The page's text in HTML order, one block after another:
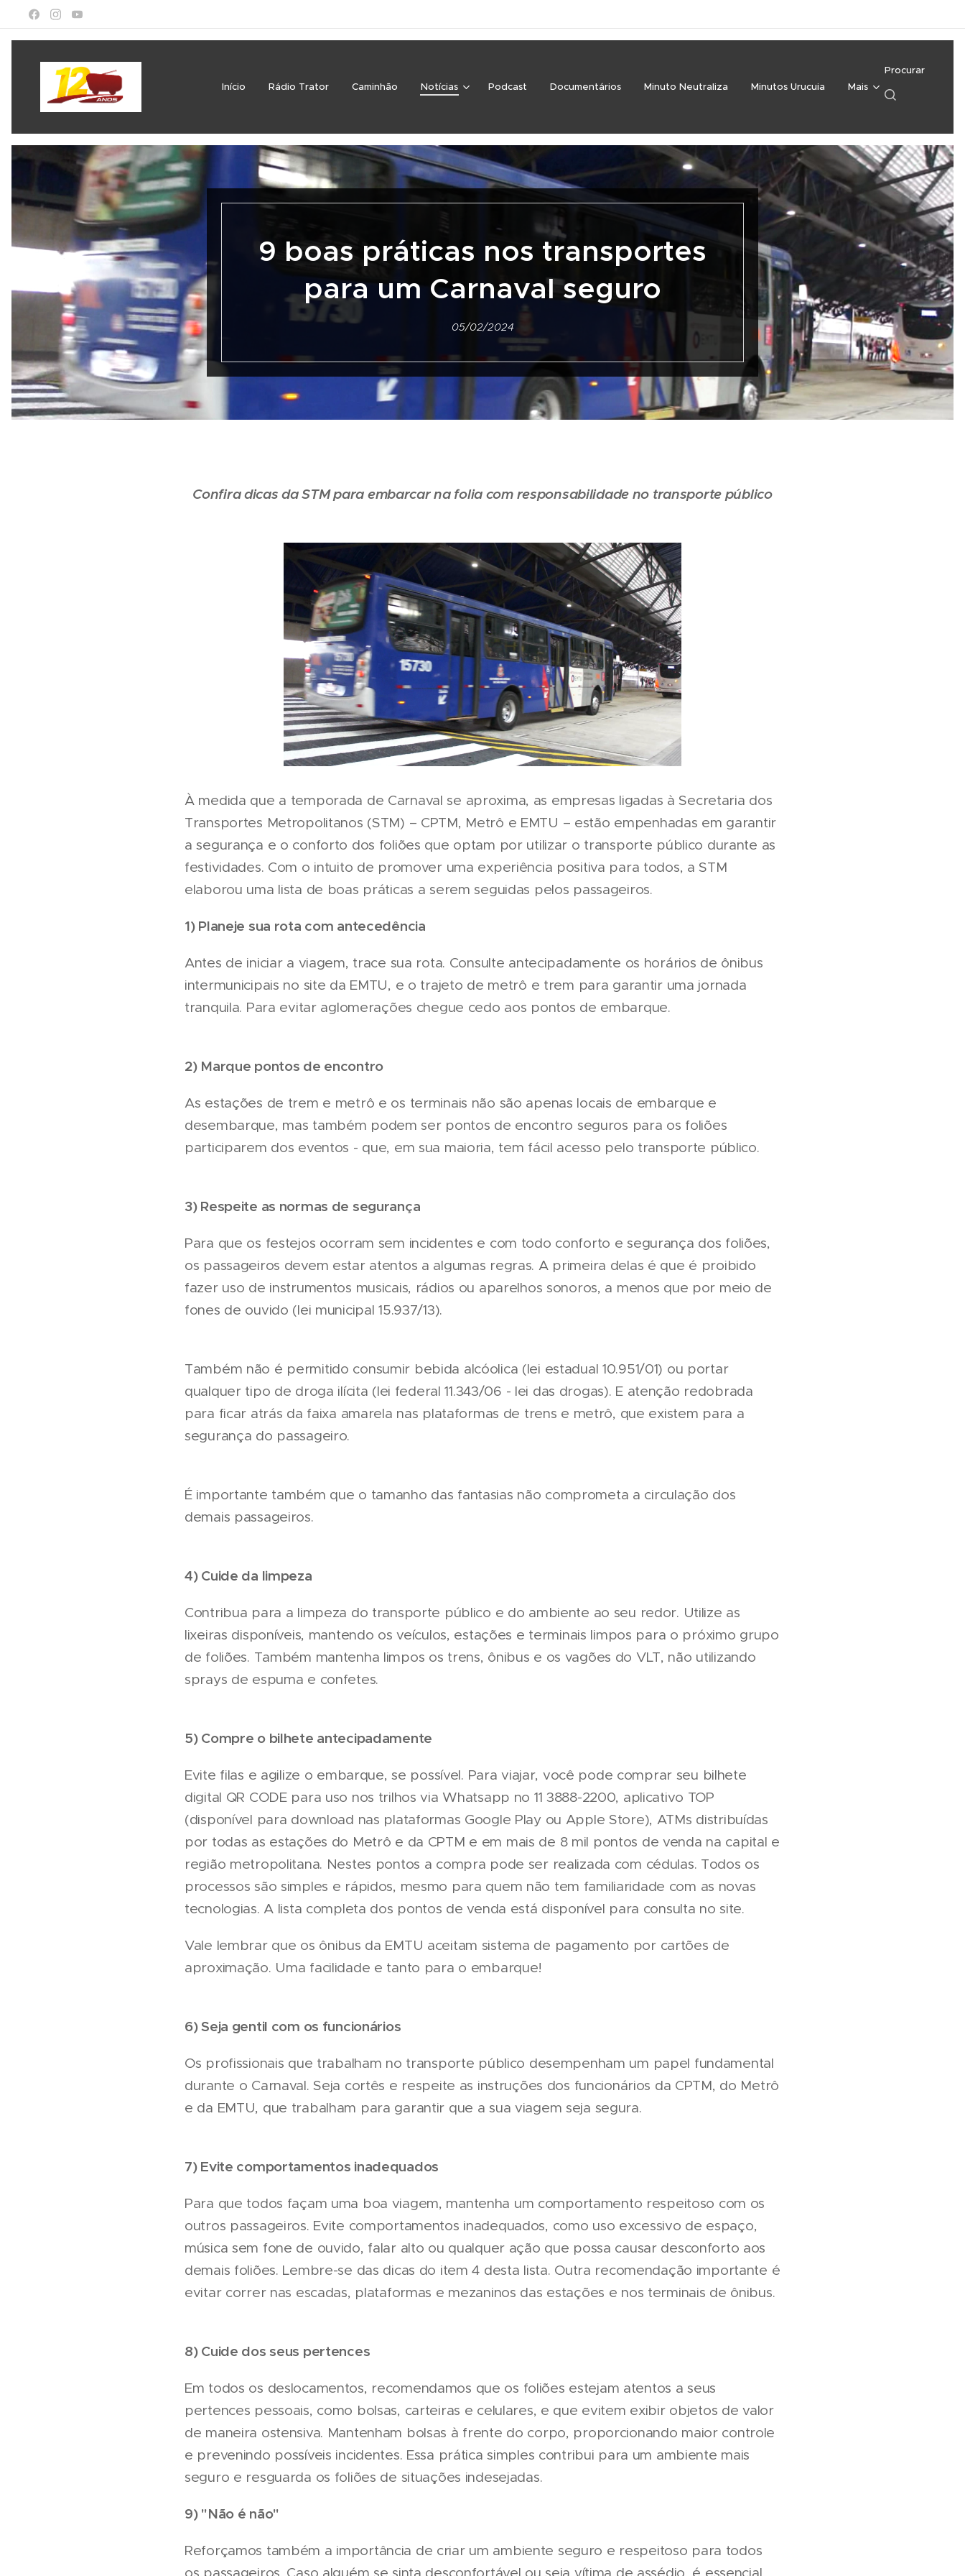
Início Rádio Trator Caminhão Notícias Podcast Documentários Minuto Neutraliza Minutos Urucuia Mais
Procurar
9 boas práticas nos transportes
para um Carnaval seguro
05/02/2024
Confira dicas da STM para embarcar na folia com responsabilidade no transporte público
À medida que a temporada de Carnaval se aproxima, as empresas ligadas à Secretaria dos
Transportes Metropolitanos (STM) – CPTM, Metrô e EMTU – estão empenhadas em garantir
a segurança e o conforto dos foliões que optam por utilizar o transporte público durante as
festividades. Com o intuito de promover uma experiência positiva para todos, a STM
elaborou uma lista de boas práticas a serem seguidas pelos passageiros.
1) Planeje sua rota com antecedência
Antes de iniciar a viagem, trace sua rota. Consulte antecipadamente os horários de ônibus
intermunicipais no site da EMTU, e o trajeto de metrô e trem para garantir uma jornada
tranquila. Para evitar aglomerações chegue cedo aos pontos de embarque.
2) Marque pontos de encontro
As estações de trem e metrô e os terminais não são apenas locais de embarque e
desembarque, mas também podem ser pontos de encontro seguros para os foliões
participarem dos eventos - que, em sua maioria, tem fácil acesso pelo transporte público.
3) Respeite as normas de segurança
Para que os festejos ocorram sem incidentes e com todo conforto e segurança dos foliões,
os passageiros devem estar atentos a algumas regras. A primeira delas é que é proibido
fazer uso de instrumentos musicais, rádios ou aparelhos sonoros, a menos que por meio de
fones de ouvido (lei municipal 15.937/13).
Também não é permitido consumir bebida alcóolica (lei estadual 10.951/01) ou portar
qualquer tipo de droga ilícita (lei federal 11.343/06 - lei das drogas). E atenção redobrada
para ficar atrás da faixa amarela nas plataformas de trens e metrô, que existem para a
segurança do passageiro.
É importante também que o tamanho das fantasias não comprometa a circulação dos
demais passageiros.
4) Cuide da limpeza
Contribua para a limpeza do transporte público e do ambiente ao seu redor. Utilize as
lixeiras disponíveis, mantendo os veículos, estações e terminais limpos para o próximo grupo
de foliões. Também mantenha limpos os trens, ônibus e os vagões do VLT, não utilizando
sprays de espuma e confetes.
5) Compre o bilhete antecipadamente
Evite filas e agilize o embarque, se possível. Para viajar, você pode comprar seu bilhete
digital QR CODE para uso nos trilhos via Whatsapp no 11 3888-2200, aplicativo TOP
(disponível para download nas plataformas Google Play ou Apple Store), ATMs distribuídas
por todas as estações do Metrô e da CPTM e em mais de 8 mil pontos de venda na capital e
região metropolitana. Nestes pontos a compra pode ser realizada com cédulas. Todos os
processos são simples e rápidos, mesmo para quem não tem familiaridade com as novas
tecnologias. A lista completa dos pontos de venda está disponível para consulta no site.
Vale lembrar que os ônibus da EMTU aceitam sistema de pagamento por cartões de
aproximação. Uma facilidade e tanto para o embarque!
6) Seja gentil com os funcionários
Os profissionais que trabalham no transporte público desempenham um papel fundamental
durante o Carnaval. Seja cortês e respeite as instruções dos funcionários da CPTM, do Metrô
e da EMTU, que trabalham para garantir que a sua viagem seja segura.
7) Evite comportamentos inadequados
Para que todos façam uma boa viagem, mantenha um comportamento respeitoso com os
outros passageiros. Evite comportamentos inadequados, como uso excessivo de espaço,
música sem fone de ouvido, falar alto ou qualquer ação que possa causar desconforto aos
demais foliões. Lembre-se das dicas do item 4 desta lista. Outra recomendação importante é
evitar correr nas escadas, plataformas e mezaninos das estações e nos terminais de ônibus.
8) Cuide dos seus pertences
Em todos os deslocamentos, recomendamos que os foliões estejam atentos a seus
pertences pessoais, como bolsas, carteiras e celulares, e que evitem exibir objetos de valor
de maneira ostensiva. Mantenham bolsas à frente do corpo, proporcionando maior controle
e prevenindo possíveis incidentes. Essa prática simples contribui para um ambiente mais
seguro e resguarda os foliões de situações indesejadas.
9) "Não é não"
Reforçamos também a importância de criar um ambiente seguro e respeitoso para todos